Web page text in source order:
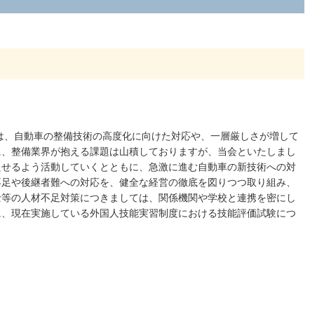
自動車の整備技術の高度化に向けた対応や、一層厳しさが増して
整備業界が抱える課題は山積しておりますが、当会といたしまし
るよう活動していくとともに、急激に進む自動車の新技術への対
後継者難への対応を、健全な経営の徹底を図りつつ取り組み、
の人材不足対策につきましては、関係機関や学校と連携を密にし
現在実施している外国人技能実習制度における技能評価試験につ